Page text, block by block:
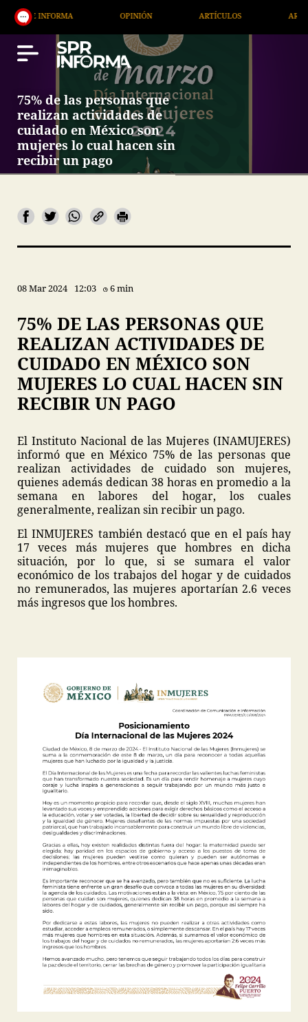
OPINIÓN ARTÍCULOS ARTE /
75% de las personas que
realizan actividades de
cuidado en México son
mujeres lo cual hacen sin
recibir un pago
08 Mar 2024 12:03 6 min
75% DE LAS PERSONAS QUE
REALIZAN ACTIVIDADES DE
CUIDADO EN MÉXICO SON
MUJERES LO CUAL HACEN SIN
RECIBIR UN PAGO
El Instituto Nacional de las Mujeres (INAMUJERES)
informó que en México 75% de las personas que
realizan actividades de cuidado son mujeres,
quienes además dedican 38 horas en promedio a la
semana en labores del hogar, los cuales
generalmente, realizan sin recibir un pago.
El INMUJERES también destacó que en el país hay
17 veces más mujeres que hombres en dicha
situación, por lo que, si se sumara el valor
económico de los trabajos del hogar y de cuidados
no remunerados, las mujeres aportarían 2.6 veces
más ingresos que los hombres.